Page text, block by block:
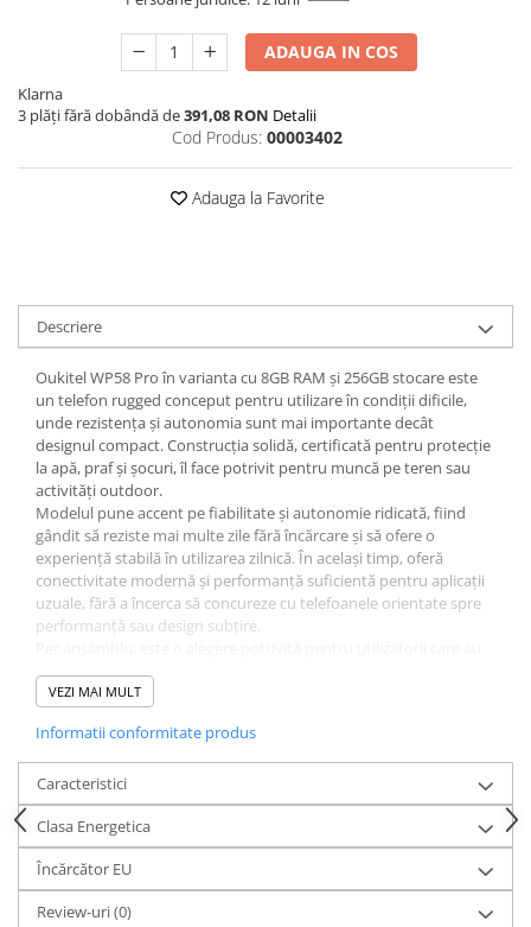
ADAUGA IN COS
Klarna
3 plăți fără dobândă de391,08 RON Detalii
Cod Produs: 00003402
Adauga la Favorite
Descriere
Oukitel WP58 Pro în varianta cu 8GB RAM și 256GB stocare este
un telefon rugged conceput pentru utilizare în condiții dificile,
unde rezistența și autonomia sunt mai importante decât
designul compact. Construcția solidă, certificată pentru protecție
la apă, praf și șocuri, îl face potrivit pentru muncă pe teren sau
activități outdoor.
Modelul pune accent pe fiabilitate și autonomie ridicată, fiind
gândit să reziste mai multe zile fără încărcare și să ofere o
experiență stabilă în utilizarea zilnică. În același timp, oferă
conectivitate modernă și performanță suficientă pentru aplicații
uzuale, fără a încerca să concureze cu telefoanele orientate spre
performanță sau design subțire.
nevoie de un telefon robust, practic și durabil, mai degrabă decât
unul elegant sau orientat spre multimedia.
VEZI MAI MULT
Informatii conformitate produs
Caracteristici
Clasa Energetica
Încărcător EU
Review-uri(0)